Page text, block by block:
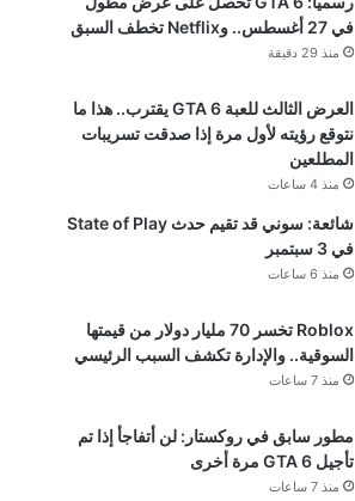
في 27 أغسطس.. وNetflix تخطف السبق
منذ 29 دقيقة
العرض الثالث للعبة GTA 6 يقترب.. هذا ما
نتوقع رؤيته لأول مرة إذا صدقت تسريبات
المطلعين
منذ 4 ساعات
شائعة: سوني قد تقيم حدث State of Play
في 3 سبتمبر
منذ 6 ساعات
Roblox تخسر 70 مليار دولار من قيمتها
السوقية.. والإدارة تكشف السبب الرئيسي
منذ 7 ساعات
مطور سابق في روكستار: لن أتفاجأ إذا تم
تأجيل GTA 6 مرة أخرى
منذ 7 ساعات